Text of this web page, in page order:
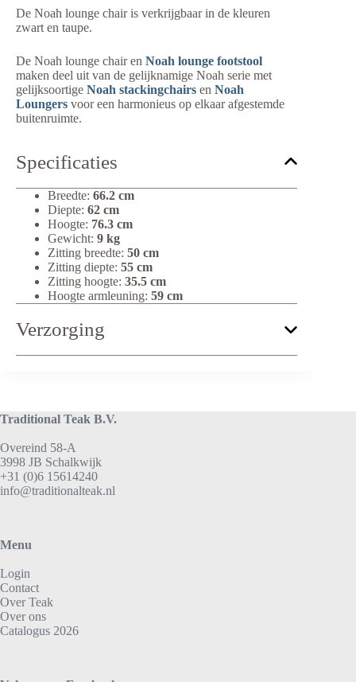
De Noah lounge chair is verkrijgbaar in de kleuren
zwart en taupe.
De Noah lounge chair en Noah lounge footstool
maken deel uit van de gelijknamige Noah serie met
gelijksoortige Noah stackingchairs en Noah
Loungers voor een harmonieus op elkaar afgestemde
buitenruimte.
Specificaties
Breedte: 66.2 cm
Diepte: 62 cm
Hoogte: 76.3 cm
Gewicht: 9 kg
Zitting breedte: 50 cm
Zitting diepte: 55 cm
Zitting hoogte: 35.5 cm
Hoogte armleuning: 59 cm
Verzorging
Traditional Teak B.V.
Overeind 58-A
3998 JB Schalkwijk
+31 (0)6 15614240
info@traditionalteak.nl
Menu
Login
Contact
Over Teak
Over ons
Catalogus 2026